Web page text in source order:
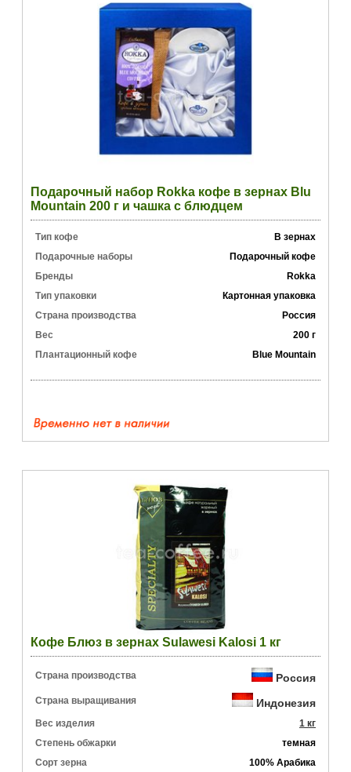
Подарочный набор Rokka кофе в зернах Blu
Mountain 200 г и чашка с блюдцем
Тип кофе
В зернах
Подарочные наборы
Подарочный кофе
Бренды
Rokka
Тип упаковки
Картонная упаковка
Страна производства
Россия
Вес
200 г
Плантационный кофе
Blue Mountain
Кофе Блюз в зернах Sulawesi Kalosi 1 кг
Страна производства Россия
Страна выращивания Индонезия
Вес изделия
1 кг
Степень обжарки
темная
Сорт зерна
100% Арабика